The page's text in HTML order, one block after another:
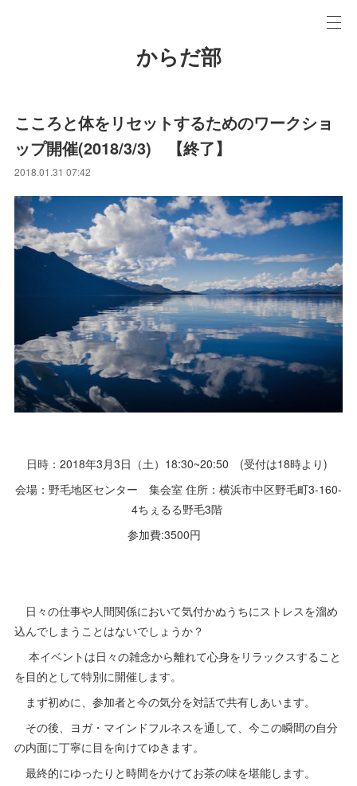
からだ部
こころと体をリセットするためのワークショ
ップ開催(2018/3/3) 【終了】
2018.01.31 07:42
日時：2018年3月3日（土）18:30~20:50 (受付は18時より)
会場：野毛地区センター 集会室 住所：横浜市中区野毛町3-160-
4ちぇるる野毛3階
参加費:3500円
日々の仕事や人間関係において気付かぬうちにストレスを溜め
込んでしまうことはないでしょうか？
本イベントは日々の雑念から離れて心身をリラックスすること
を目的として特別に開催します。
まず初めに、参加者と今の気分を対話で共有しあいます。
その後、ヨガ・マインドフルネスを通して、今この瞬間の自分
の内面に丁寧に目を向けてゆきます。
最終的にゆったりと時間をかけてお茶の味を堪能します。